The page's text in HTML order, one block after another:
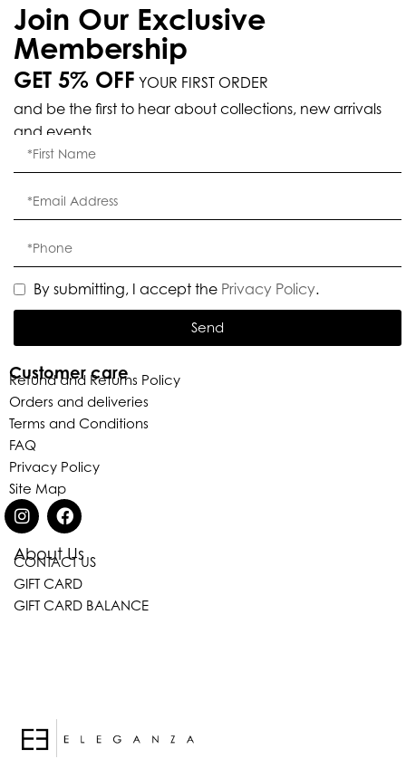
About Us
CONTACT US
GIFT CARD
GIFT CARD BALANCE
Customer care
Refund and Returns Policy
Orders and deliveries
Terms and Conditions
FAQ
Privacy Policy
Site Map
Join Our Exclusive
Membership
GET 5% OFF YOUR FIRST ORDER
and be the first to hear about collections, new arrivals
and events.
By submitting, I accept the Privacy Policy.
Send
Eleganza Israel
האם נוכל לעזור לך?